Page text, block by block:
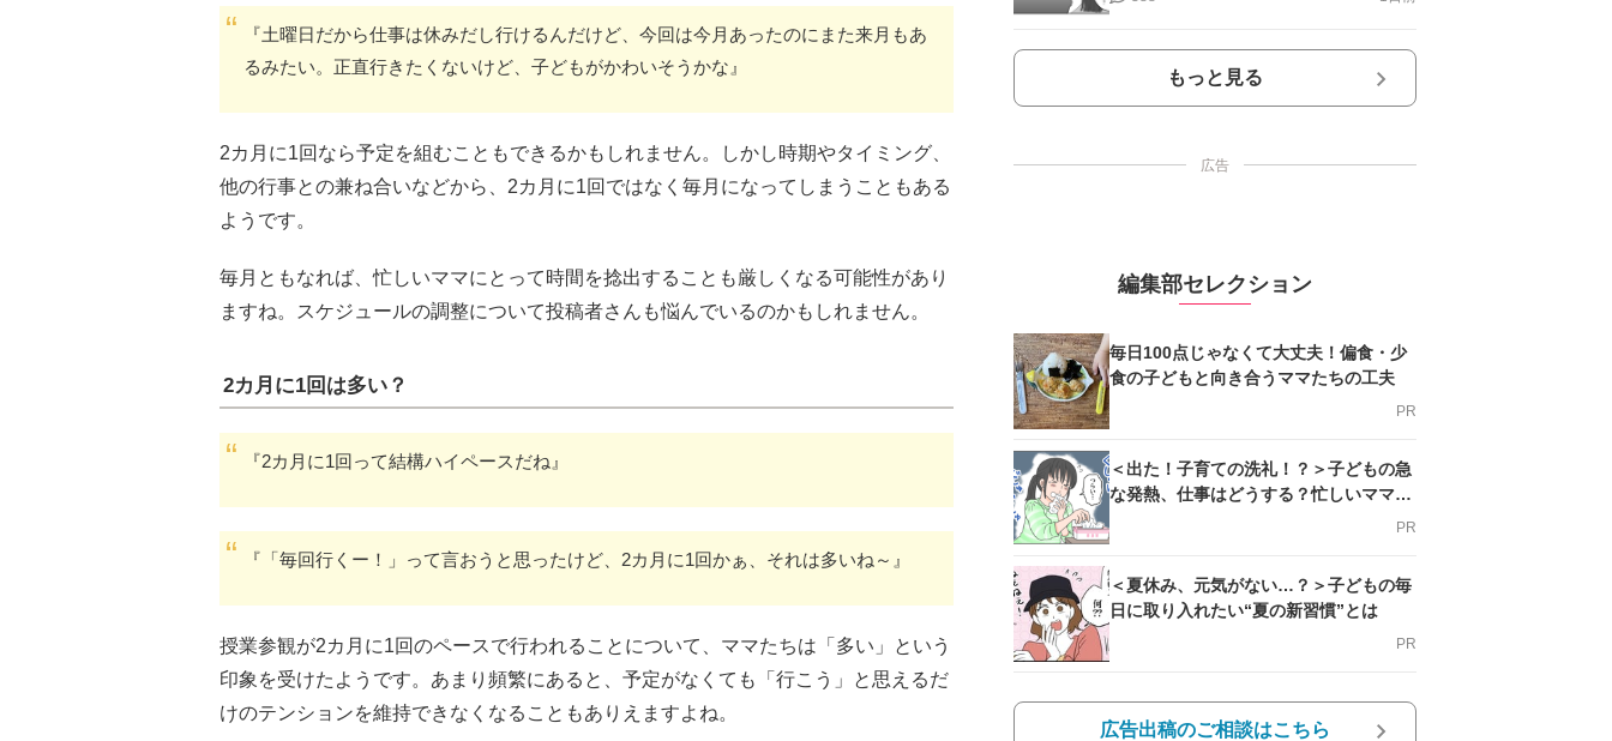
『土曜日だから仕事は休みだし行けるんだけど、今回は今月あったのにまた来月もあ
るみたい。正直行きたくないけど、子どもがかわいそうかな』
2カ月に1回なら予定を組むこともできるかもしれません。しかし時期やタイミング、
他の行事との兼ね合いなどから、2カ月に1回ではなく毎月になってしまうこともある
ようです。
毎月ともなれば、忙しいママにとって時間を捻出することも厳しくなる可能性があり
ますね。スケジュールの調整について投稿者さんも悩んでいるのかもしれません。
2カ月に1回は多い？
『2カ月に1回って結構ハイペースだね』
『「毎回行くー！」って言おうと思ったけど、2カ月に1回かぁ、それは多いね～』
授業参観が2カ月に1回のペースで行われることについて、ママたちは「多い」という
印象を受けたようです。あまり頻繁にあると、予定がなくても「行こう」と思えるだ
けのテンションを維持できなくなることもありえますよね。
もっと見る
広告
編集部セレクション
毎日100点じゃなくて大丈夫！偏食・少
食の子どもと向き合うママたちの工夫
PR
＜出た！子育ての洗礼！？＞子どもの急
な発熱、仕事はどうする？忙しいママを
PR
＜夏休み、元気がない…？＞子どもの毎
日に取り入れたい“夏の新習慣”とは
PR
広告出稿のご相談はこちら